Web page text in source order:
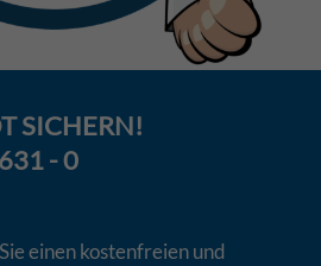
SICHERN!
- 0
einen kostenfreien und